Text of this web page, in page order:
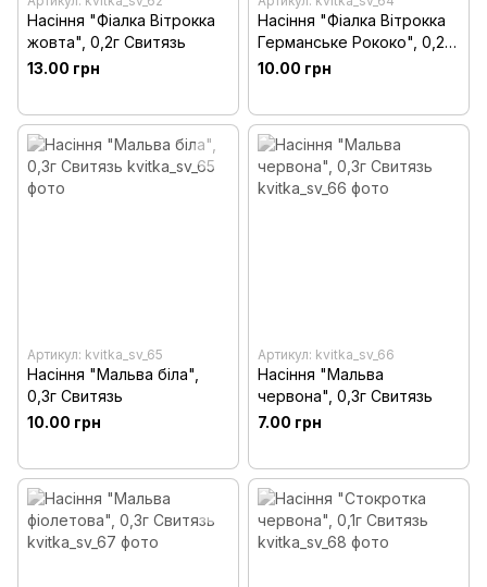
Насіння "Фіалка Вiтрокка
жовта", 0,2г Свитязь
13.00 грн
Насіння "Фіалка Вiтрокка
Германське Рококо", 0,2г
Свитязь
10.00 грн
Артикул: kvitka_sv_65
Насіння "Мальва біла",
0,3г Свитязь
10.00 грн
Артикул: kvitka_sv_66
Насіння "Мальва
червона", 0,3г Свитязь
7.00 грн